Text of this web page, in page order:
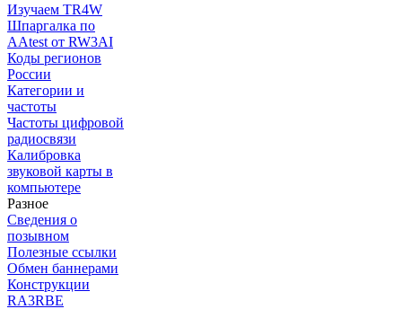
Изучаем TR4W
Шпаргалка по
AAtest от RW3AI
Коды регионов
России
Категории и
частоты
Частоты цифровой
радиосвязи
Калибровка
звуковой карты в
компьютере
Разное
Сведения о
позывном
Полезные ссылки
Обмен баннерами
Конструкции
RA3RBE